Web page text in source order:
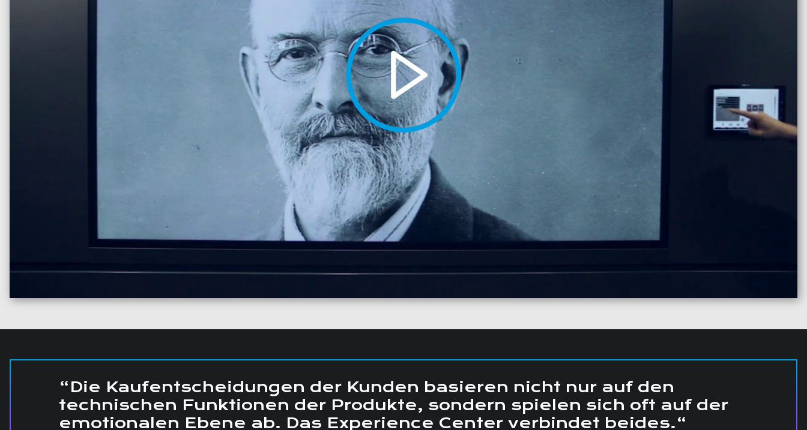
An dieser Stelle sollte ein Video stehen. Aufgrund Ihrer Cookie-Einstellungen kann dies leider nicht angezeigt
werden. Bitte aktivieren Sie Cookies für Präferenzen, Marketing & Statistik, um das Video zu sehen.
Aktuelle Einstellung zurücksetzen
“Die Kaufentscheidungen der Kunden basieren nicht nur auf den
technischen Funktionen der Produkte, sondern spielen sich oft auf der
emotionalen Ebene ab. Das Experience Center verbindet beides.“